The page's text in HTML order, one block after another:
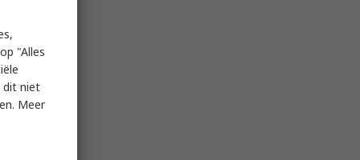
"Alles
dit niet
Meer